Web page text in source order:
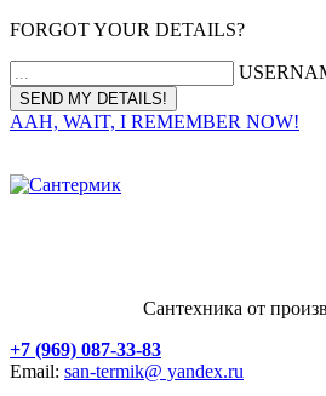
FORGOT YOUR DETAILS?
AAH, WAIT, I REMEMBER NOW!
Сантехника от
+7 (969) 087-33-83
Email: san-termik@ yandex.ru